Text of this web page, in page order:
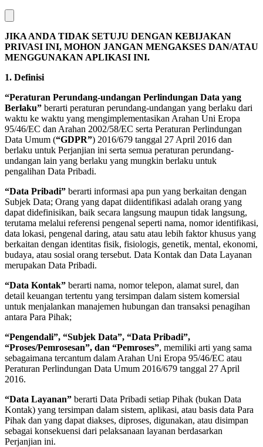
JIKA ANDA TIDAK SETUJU DENGAN KEBIJAKAN
PRIVASI INI, MOHON JANGAN MENGAKSES DAN/ATAU
MENGGUNAKAN APLIKASI INI.
1. Definisi
“Peraturan Perundang-undangan Perlindungan Data yang
Berlaku” berarti peraturan perundang-undangan yang berlaku dari
waktu ke waktu yang mengimplementasikan Arahan Uni Eropa
95/46/EC dan Arahan 2002/58/EC serta Peraturan Perlindungan
Data Umum (“GDPR”) 2016/679 tanggal 27 April 2016 dan
berlaku untuk Perjanjian ini serta semua peraturan perundang-
undangan lain yang berlaku yang mungkin berlaku untuk
pengalihan Data Pribadi.
“Data Pribadi” berarti informasi apa pun yang berkaitan dengan
Subjek Data; Orang yang dapat diidentifikasi adalah orang yang
dapat didefinisikan, baik secara langsung maupun tidak langsung,
terutama melalui referensi pengenal seperti nama, nomor identifikasi,
data lokasi, pengenal daring, atau satu atau lebih faktor khusus yang
berkaitan dengan identitas fisik, fisiologis, genetik, mental, ekonomi,
budaya, atau sosial orang tersebut. Data Kontak dan Data Layanan
merupakan Data Pribadi.
“Data Kontak” berarti nama, nomor telepon, alamat surel, dan
detail keuangan tertentu yang tersimpan dalam sistem komersial
untuk menjalankan manajemen hubungan dan transaksi penagihan
antara Para Pihak;
“Pengendali”, “Subjek Data”, “Data Pribadi”,
“Proses/Pemrosesan”, dan “Pemroses”, memiliki arti yang sama
sebagaimana tercantum dalam Arahan Uni Eropa 95/46/EC atau
Peraturan Perlindungan Data Umum 2016/679 tanggal 27 April
2016.
“Data Layanan” berarti Data Pribadi setiap Pihak (bukan Data
Kontak) yang tersimpan dalam sistem, aplikasi, atau basis data Para
Pihak dan yang dapat diakses, diproses, digunakan, atau disimpan
sebagai konsekuensi dari pelaksanaan layanan berdasarkan
Perjanjian ini.